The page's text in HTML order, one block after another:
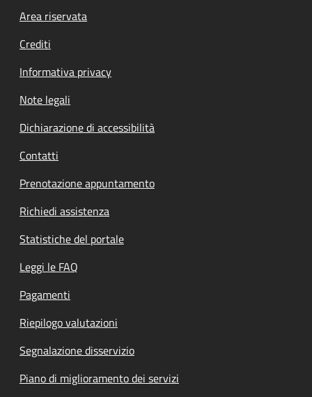
Footer menu
Area riservata
Crediti
Informativa privacy
Note legali
Dichiarazione di accessibilità
Contatti
Prenotazione appuntamento
Richiedi assistenza
Statistiche del portale
Leggi le FAQ
Pagamenti
Riepilogo valutazioni
Segnalazione disservizio
Piano di miglioramento dei servizi